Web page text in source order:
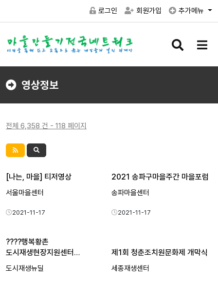
로그인 회원가입 추가메뉴
검
버
메
버
영상정보
전체 6,358 건 - 118 페이지
[나는, 마을] 티저영상
서울마을센터
2021-11-17
2021 송파구마을주간 마을포럼
송파마을센터
2021-11-17
????행복황촌
도시재생현장지원센터
코디네이터 브이로그…
도시재생뉴딜
제1회 청춘조치원문화제 개막식
세종재생센터